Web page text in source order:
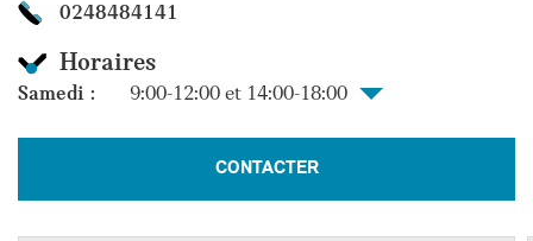
0248484141
Horaires
Samedi : 9:00-12:00 et 14:00-18:00
CONTACTER